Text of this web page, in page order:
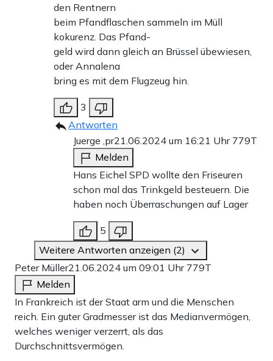
den Rentnern
beim Pfandflaschen sammeln im Müll
kokurenz. Das Pfand-
geld wird dann gleich an Brüssel übewiesen,
oder Annalena
bring es mit dem Flugzeug hin.
3
Antworten
Juerge ,pr21.06.2024 um 16:21 Uhr 779T
Melden
Hans Eichel SPD wollte den Friseuren
schon mal das Trinkgeld besteuern. Die
haben noch Überraschungen auf Lager
5
Weitere Antworten anzeigen (2)
Peter Müller21.06.2024 um 09:01 Uhr 779T
Melden
In Frankreich ist der Staat arm und die Menschen
reich. Ein guter Gradmesser ist das Medianvermögen,
welches weniger verzerrt, als das
Durchschnittsvermögen.